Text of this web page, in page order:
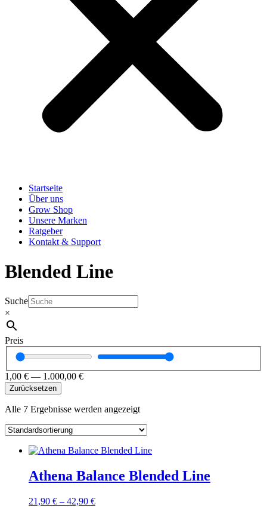
Startseite
Über uns
Grow Shop
Unsere Marken
Ratgeber
Kontakt & Support
Blended Line
Suche
×
Preis
1,00 € — 1.000,00 €
Zurücksetzen
Alle 7 Ergebnisse werden angezeigt
Athena Balance Blended Line
21,90 € – 42,90 €